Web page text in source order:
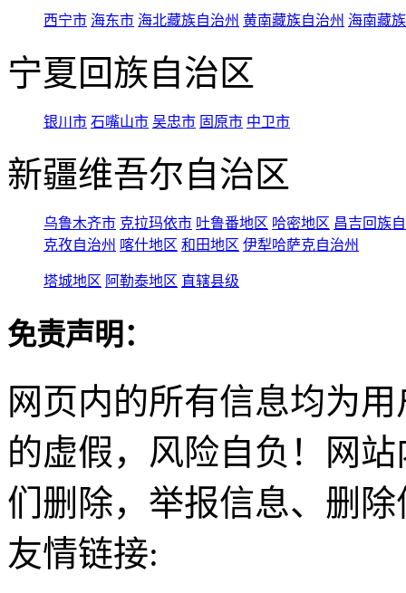
西宁市 海东市 海北藏族自治州 黄南藏族自治州 海南藏
宁夏回族自治区
银川市 石嘴山市 吴忠市 固原市 中卫市
新疆维吾尔自治区
乌鲁木齐市 克拉玛依市 吐鲁番地区 哈密地区 昌吉回族
克孜自治州 喀什地区 和田地区 伊犁哈萨克自治州
塔城地区 阿勒泰地区 直辖县级
免责声明：
网页内的所有信息均为
的虚假，风险自负！网
们删除，举报信息、删
友情链接: